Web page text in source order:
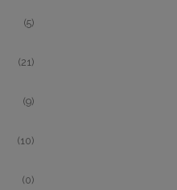
(5)
(21)
(9)
(10)
(0)